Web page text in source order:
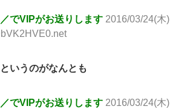
でVIPがお送りします 2016/03/24(木)
いうのがなんとも
でVIPがお送りします 2016/03/24(木)